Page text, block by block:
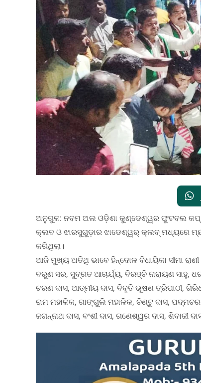
ଅନୁଗୁଳ: ନବମ ଅଲ ଓଡ଼ିଶା କୁଣ୍ଡେଶ୍ୱର ଫୁଟବଲ କପ୍
କ୍ଲବ ଓ ଝାରସୁଗୁଡ଼ାର ଝାଡେଶ୍ୱର୍ କ୍ଲବ୍ ମଧ୍ୟରେ
କରିଥିଲା।
ଆଜି ମୁଖ୍ୟ ଅତିଥି ଭାବେ ହିନ୍ଦୋଳ ବିଧାୟିକା ସୀମା
ବରୁଣ ସର, ସୁବ୍ରତ ଆଚାର୍ଯ୍ୟ, ବିରଞ୍ଚି ନାରାୟଣ ସାହୁ,
ଚରଣ ଦାସ, ଆତ୍ମୀୟ ଦାସ, ବିବୃତି ଭୂଷଣ ତ୍ରିପାଠୀ,
ରାମ ମହାଳିକ, ଗାଙ୍ଗୁଲି ମହାଳିକ, ଚିଣ୍ଟୁ ଦାସ,
ଜଗନ୍ନାଥ ଦାସ, ବଂଶୀ ଦାସ, ଗଣେଶ୍ୱର ଦାସ,